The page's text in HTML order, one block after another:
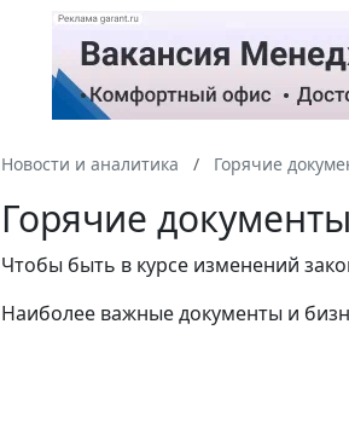
Новости и аналитика Горячие
Горячие
Чтобы быть в курсе изменений
Наиболее важные документы и